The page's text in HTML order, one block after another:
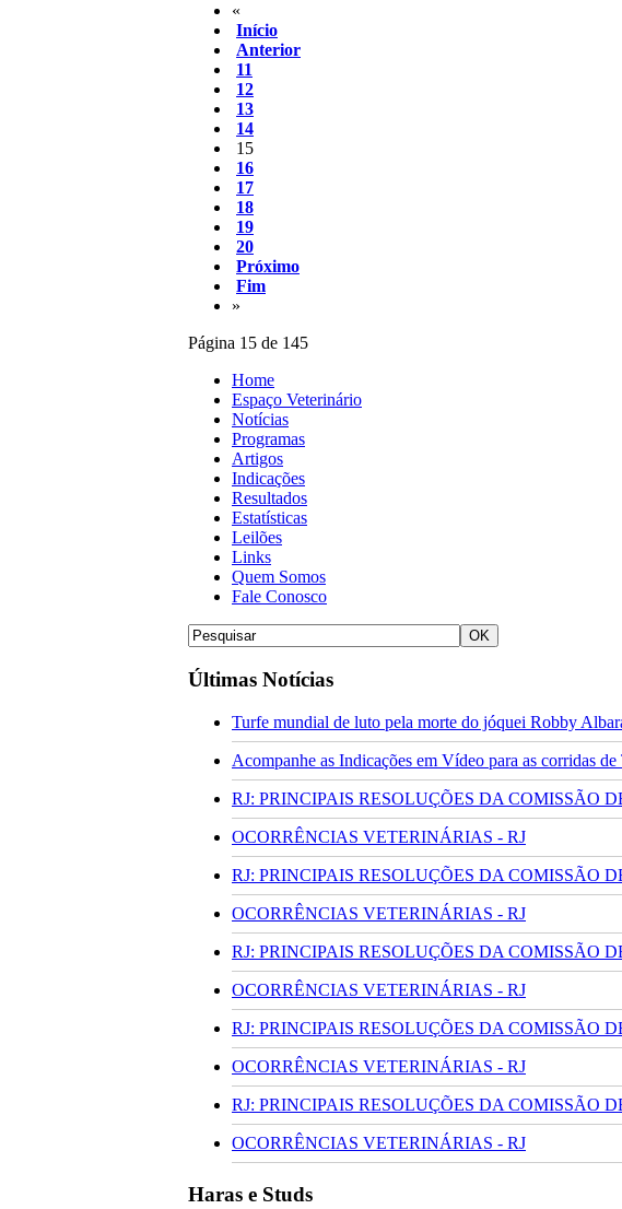
«
Início
Anterior
11
12
13
14
15
16
17
18
19
20
Próximo
Fim
»
Página 15 de 145
Home
Espaço Veterinário
Notícias
Programas
Artigos
Indicações
Resultados
Estatísticas
Leilões
Links
Quem Somos
Fale Conosco
Últimas Notícias
Turfe mundial de luto pela morte do jóquei Robby
Acompanhe as Indicações em Vídeo para as corridas
RJ: PRINCIPAIS RESOLUÇÕES DA COMISSÃO
OCORRÊNCIAS VETERINÁRIAS - RJ
RJ: PRINCIPAIS RESOLUÇÕES DA COMISSÃO
OCORRÊNCIAS VETERINÁRIAS - RJ
RJ: PRINCIPAIS RESOLUÇÕES DA COMISSÃO
OCORRÊNCIAS VETERINÁRIAS - RJ
RJ: PRINCIPAIS RESOLUÇÕES DA COMISSÃO
OCORRÊNCIAS VETERINÁRIAS - RJ
RJ: PRINCIPAIS RESOLUÇÕES DA COMISSÃO
OCORRÊNCIAS VETERINÁRIAS - RJ
Haras e Studs